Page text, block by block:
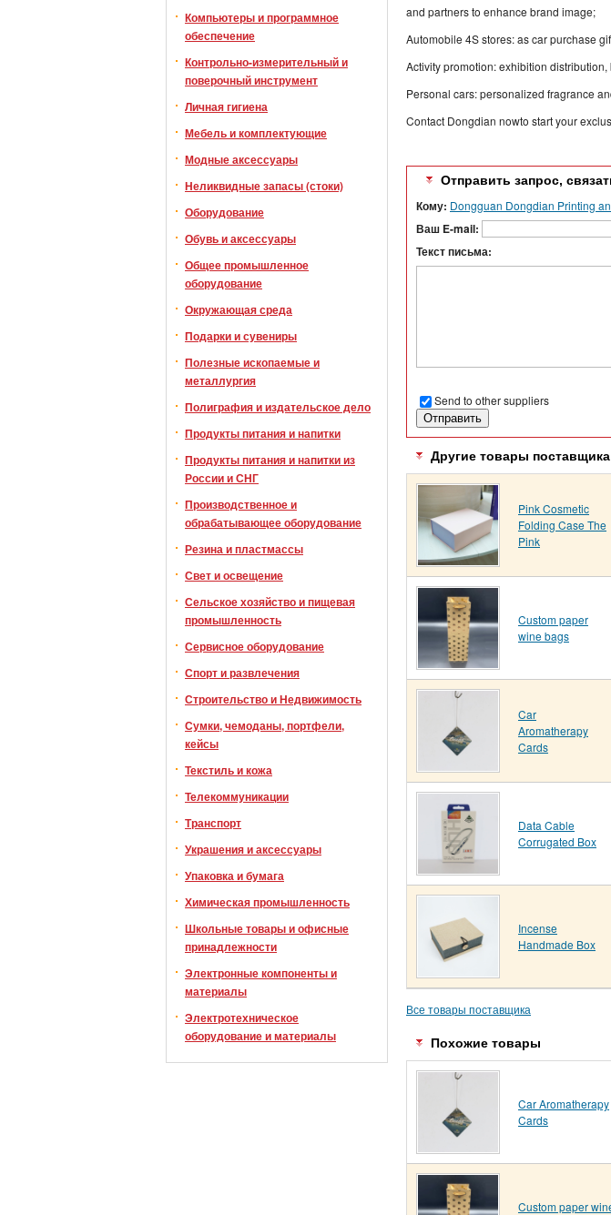
Компьютеры и программное
обеспечение
Контрольно-измерительный и
поверочный инструмент
Личная гигиена
Мебель и комплектующие
Модные аксессуары
Неликвидные запасы (стоки)
Оборудование
Обувь и аксессуары
Общее промышленное
оборудование
Окружающая среда
Подарки и сувениры
Полезные ископаемые и
металлургия
Полиграфия и издательское дело
Продукты питания и напитки
Продукты питания и напитки из
России и СНГ
Производственное и
обрабатывающее оборудование
Резина и пластмассы
Свет и освещение
Сельское хозяйство и пищевая
промышленность
Сервисное оборудование
Спорт и развлечения
Строительство и Недвижимость
Сумки, чемоданы, портфели,
кейсы
Текстиль и кожа
Телекоммуникации
Транспорт
Украшения и аксессуары
Упаковка и бумага
Химическая промышленность
Школьные товары и офисные
принадлежности
Электронные компоненты и
материалы
Электротехническое
оборудование и материалы
and partners to enhance brand image;
Automobile 4S stores: as car purchase
Activity promotion: exhibition
Personal cars: personalized fragrance
Contact Dongdian nowto start your
Отправить запрос,
Кому: Dongguan Dongdian Printing
Ваш E-mail:
Текст письма:
Send to other suppliers
Другие товары поставщика
Pink Cosmetic
Folding Case The
Pink
Custom paper
wine bags
Car
Aromatherapy
Cards
Data Cable
Corrugated Box
Incense
Handmade Box
Все товары поставщика
Похожие товары
Car Aromatherapy
Cards
Custom paper